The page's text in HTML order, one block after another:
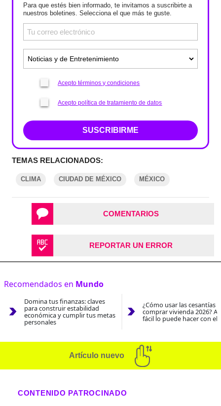
Para que estés bien informado, te invitamos a suscribirte a
nuestros boletines. Selecciona el que más te guste.
Acepto términos y condiciones
Acepto política de tratamiento de datos
SUSCRIBIRME
TEMAS RELACIONADOS:
CLIMA CIUDAD DE MÉXICO MÉXICO
COMENTARIOS
REPORTAR UN ERROR
Recomendados en Mundo
Domina tus finanzas: claves
para construir estabilidad
económica y cumplir tus metas
personales
¿Cómo usar las cesantías
comprar vivienda 2026?
fácil lo puede hacer con el
Artículo nuevo
CONTENIDO PATROCINADO